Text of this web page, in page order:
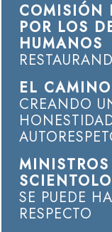
COMISIÓN
POR LOS
HUMANOS
EL
CREANDO
SE PUEDE
RESPECTO